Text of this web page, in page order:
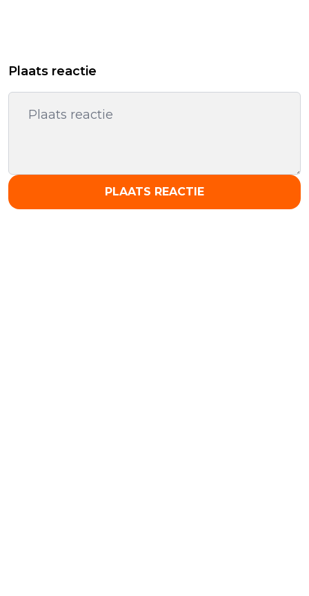
Plaats reactie
PLAATS REACTIE